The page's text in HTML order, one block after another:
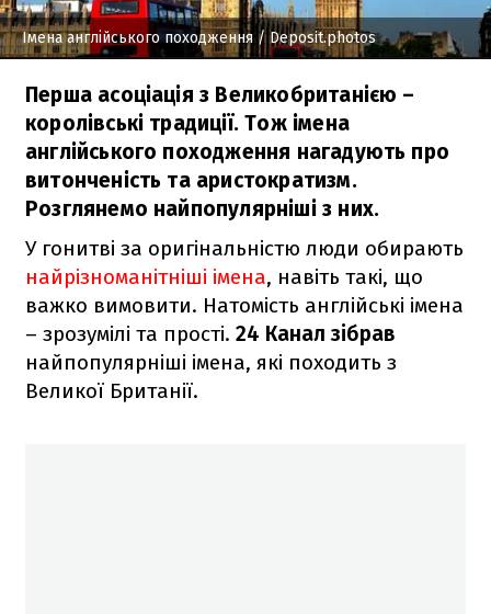
Імена англійського походження / Deposit.photos
Перша асоціація з Великобританією –
королівські традиції. Тож імена
англійського походження нагадують про
витонченість та аристократизм.
Розглянемо найпопулярніші з них.
У гонитві за оригінальністю люди обирають
найрізноманітніші імена, навіть такі, що
важко вимовити. Натомість англійські імена
– зрозумілі та прості. 24 Канал зібрав
найпопулярніші імена, які походить з
Великої Британії.